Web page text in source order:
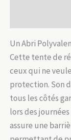
Un Abri
Cette tente de
ceux qui ne
protection. Son
tous les côtés
lors des
assure une